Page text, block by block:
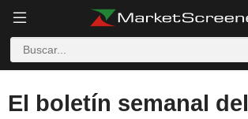
El boletín semanal del